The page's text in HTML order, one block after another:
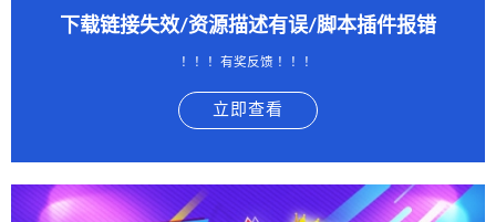
下载链接失效/资源描述有误/脚本插件报错
！！！有奖反馈 ！！！
立即查看